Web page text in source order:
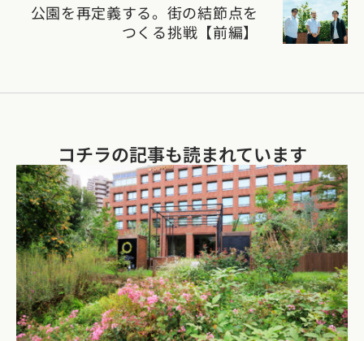
公園を再定義する。街の結節点を
つくる挑戦【前編】
コチラの記事も読まれています​